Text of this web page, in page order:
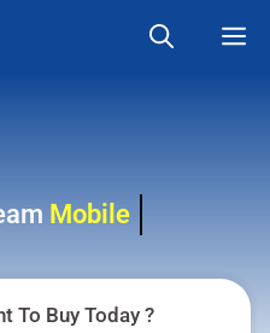
Mobile
To Buy Today ?